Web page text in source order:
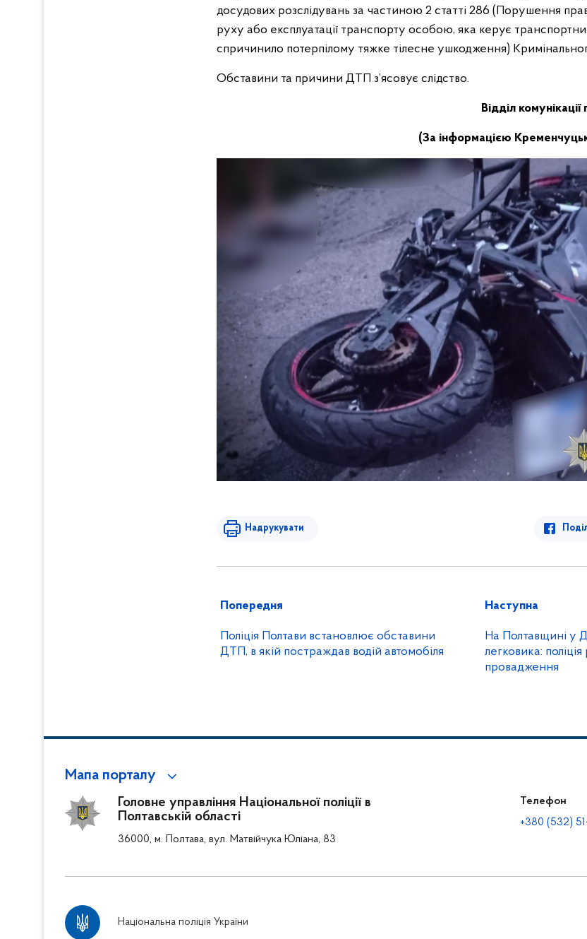
досудових розслідувань за частиною 2 статті 286 (Порушення
руху або експлуатації транспорту особою, яка керує
спричинило потерпілому тяжке тілесне ушкодження)
Обставини та причини ДТП з’ясовує слідство.
Відділ комунікації
(За інформацією
Надрукувати
Попередня
Поліція Полтави встановлює обставини
ДТП, в якій постраждав водій автомобіля
Наступна
На Полтавщині у
легковика:
провадження
Мапа порталу
Головне управління Національної поліції в
Полтавській області
36000, м. Полтава, вул. Матвійчука Юліана, 83
Телефон
+380 (532)
Національна поліція України